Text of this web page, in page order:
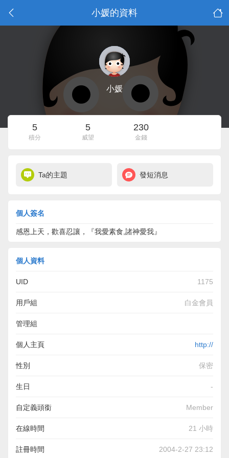
小媛的資料
小媛
5
積分
5
威望
230
金錢
Ta的主題 發短消息
個人簽名
感恩上天，歡喜忍讓，『我愛素食,諸神愛我』
個人資料
UID 1175
用戶組 白金會員
管理組
個人主頁 http://
性別 保密
生日 -
自定義頭銜 Member
在線時間 21 小時
註冊時間 2004-2-27 23:12